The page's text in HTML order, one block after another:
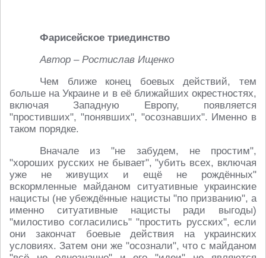
Фарисейское триединство
Автор – Ростислав Ищенко
Чем ближе конец боевых действий, тем
больше на Украине и в её ближайших окрестностях,
включая Западную Европу, появляется
"простивших", "понявших", "осознавших". Именно в
таком порядке.
Вначале из "не забудем, не простим",
"хороших русских не бывает", "убить всех, включая
уже не живущих и ещё не рождённых"
вскормленные майданом ситуативные украинские
нацисты (не убеждённые нацисты "по призванию", а
именно ситуативные нацисты ради выгоды)
"милостиво согласились" "простить русских", если
они закончат боевые действия на украинских
условиях. Затем они же "осознали", что с майданом